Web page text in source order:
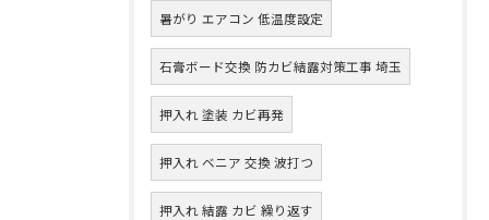
暑がり エアコン 低温度設定
石膏ボード交換 防カビ結露対策工事 埼玉
押入れ 塗装 カビ再発
押入れ ベニア 交換 波打つ
押入れ 結露 カビ 繰り返す